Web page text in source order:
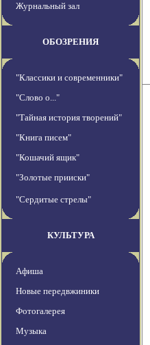
Журнальный зал
ОБОЗРЕНИЯ
"Классики и современники"
"Слово о..."
"Тайная история творений"
"Книга писем"
"Кошачий ящик"
"Золотые прииски"
"Сердитые стрелы"
КУЛЬТУРА
Афиша
Новые передвжиники
Фотогалерея
Музыка